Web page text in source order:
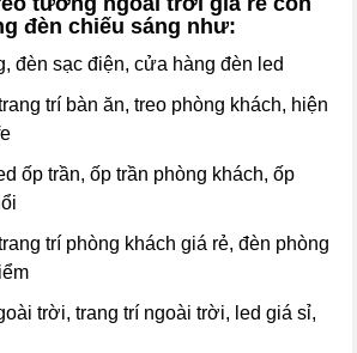
đèn chiếu sáng như:
đèn sạc điện, cửa hàng đèn led
trí bàn ăn, treo phòng khách, hiện
ốp trần, ốp trần phòng khách, ốp
trí phòng khách giá rẻ, đèn phòng
trời, trang trí ngoài trời, led giá sỉ,